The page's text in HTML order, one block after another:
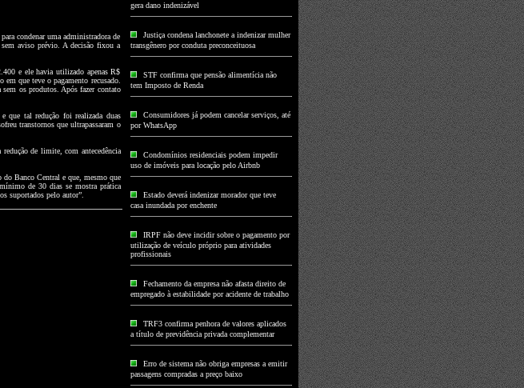
condenar uma administradora de
aviso prévio. A decisão fixou a
e ele havia utilizado apenas R$
que teve o pagamento recusado.
os produtos. Após fazer contato
que tal redução foi realizada duas
transtornos que ultrapassaram o
de limite, com antecedência
do Banco Central e que, mesmo que
de 30 dias se mostra prática
suportados pelo autor”.
gera dano indenizável
Justiça condena lanchonete a indenizar mulher
transgênero por conduta preconceituosa
STF confirma que pensão alimentícia não
tem Imposto de Renda
Consumidores já podem cancelar serviços, até
por WhatsApp
Condomínios residenciais podem impedir
uso de imóveis para locação pelo Airbnb
Estado deverá indenizar morador que teve
casa inundada por enchente
IRPF não deve incidir sobre o pagamento por
utilização de veículo próprio para atividades
profissionais
Fechamento da empresa não afasta direito de
empregado à estabilidade por acidente de trabalho
TRF3 confirma penhora de valores aplicados
a título de previdência privada complementar
Erro de sistema não obriga empresas a emitir
passagens compradas a preço baixo